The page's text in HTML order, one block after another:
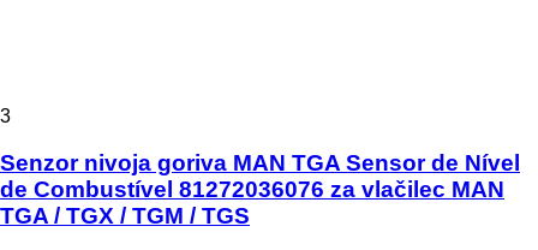
3
Senzor nivoja goriva MAN TGA Sensor de Nível
de Combustível 81272036076 za vlačilec MAN
TGA / TGX / TGM / TGS